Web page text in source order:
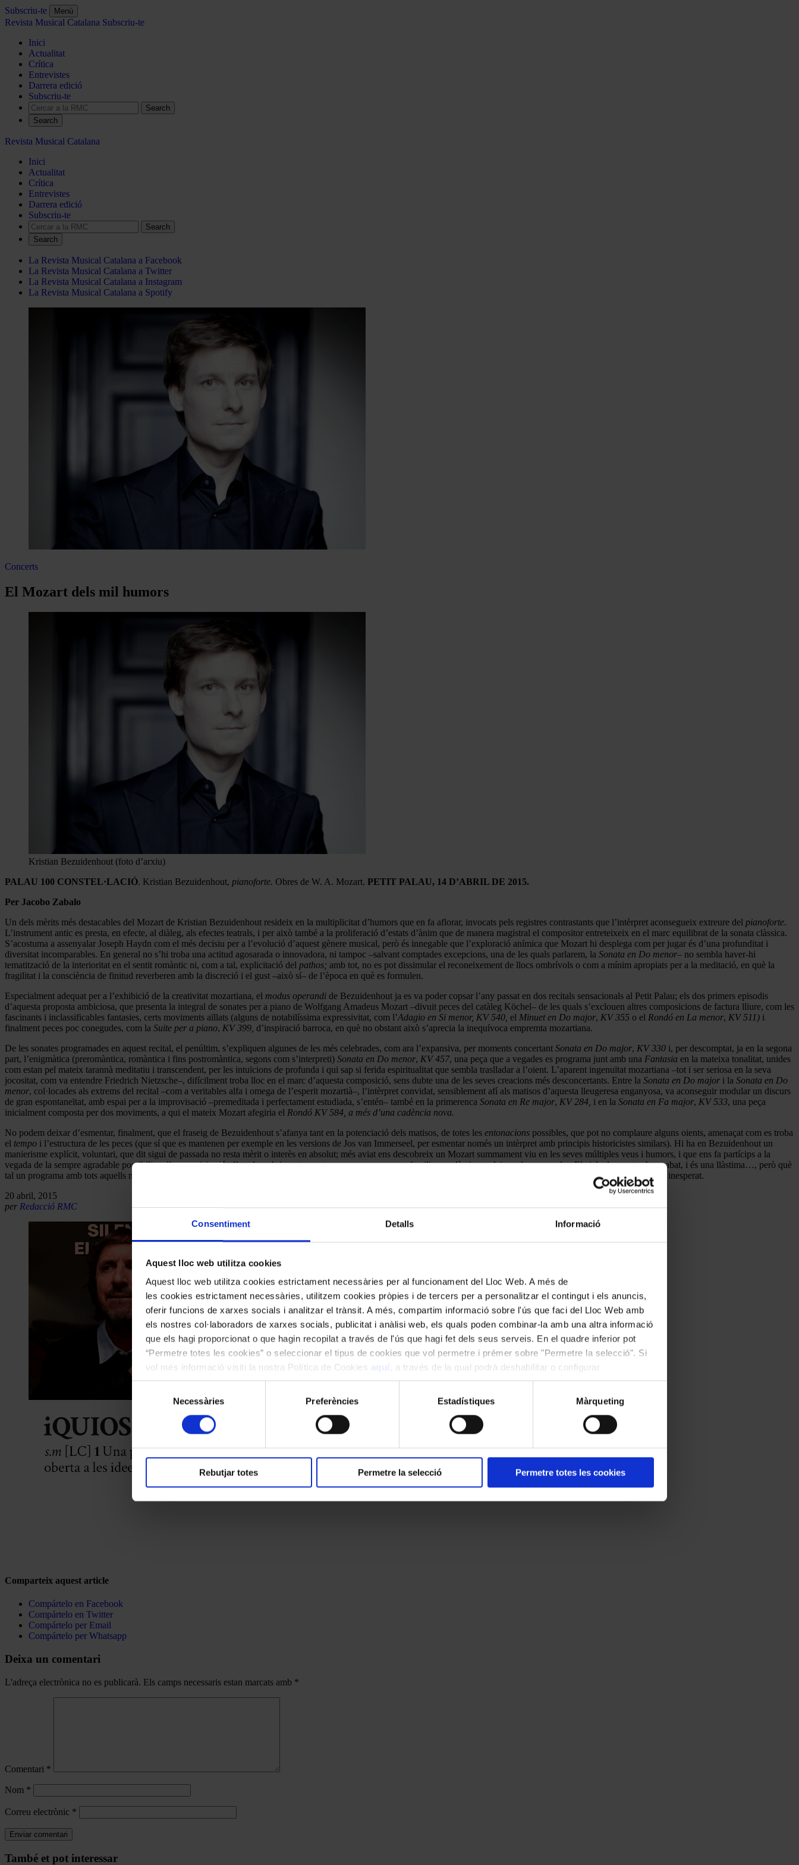
Consentiment Detalls Informació
Aquest lloc web utilitza cookies
Aquest lloc web utilitza cookies estrictament necessàries per al funcionament del Lloc Web. A més de
les cookies estrictament necessàries, utilitzem cookies pròpies i de tercers per a personalitzar el contingut i els anuncis,
oferir funcions de xarxes socials i analitzar el trànsit. A més, compartim informació sobre l'ús que faci del Lloc Web amb
els nostres col·laboradors de xarxes socials, publicitat i anàlisi web, els quals poden combinar-la amb una altra informació
que els hagi proporcionat o que hagin recopilat a través de l'ús que hagi fet dels seus serveis. En el quadre inferior pot
“Permetre totes les cookies” o seleccionar el tipus de cookies que vol permetre i prémer sobre "Permetre la selecció". Si
vol més informació visiti la nostra Política de Cookies aquí
, a través de la qual podrà deshabilitar o configurar
les cookies en qualsevol moment.
de
consentiment
Necessàries Preferències Estadístiques Màrqueting
Rebutjar totes Permetre la selecció Permetre totes les cookies
Subscriu-te Menú
Revista Musical Catalana Subscriu-te
Inici
Actualitat
Crítica
Entrevistes
Darrera edició
Subscriu-te
Search
Revista Musical Catalana
Inici
Actualitat
Crítica
Entrevistes
Darrera edició
Subscriu-te
Search
La Revista Musical Catalana a Facebook
La Revista Musical Catalana a Twitter
La Revista Musical Catalana a Instagram
La Revista Musical Catalana a Spotify
Concerts
El Mozart dels mil humors
Kristian Bezuidenhout (foto d’arxiu)
PALAU 100 CONSTEL·LACIÓ. Kristian Bezuidenhout, pianoforte. Obres de W. A. Mozart. PETIT PALAU, 14 D’ABRIL DE 2015.
Per Jacobo Zabalo
Un dels mèrits més destacables del Mozart de Kristian Bezuidenhout resideix en la multiplicitat d’humors que en fa aflorar, invocats pels registres contrastants que l’intèrpret aconsegueix extreure del pianoforte.
L’instrument antic es presta, en efecte, al diàleg, als efectes teatrals, i per això també a la proliferació d’estats d’ànim que de manera magistral el compositor entreteixeix en el marc equilibrat de la sonata clàssica.
S’acostuma a assenyalar Joseph Haydn com el més decisiu per a l’evolució d’aquest gènere musical, però és innegable que l’exploració anímica que Mozart hi desplega com per jugar és d’una profunditat i
diversitat incomparables. En general no s’hi troba una actitud agosarada o innovadora, ni tampoc –salvant comptades excepcions, una de les quals parlarem, la Sonata en Do menor– no sembla haver-hi
tematització de la interioritat en el sentit romàntic ni, com a tal, explicitació del pathos; amb tot, no es pot dissimular el reconeixement de llocs ombrívols o com a mínim apropiats per a la meditació, en què la
fragilitat i la consciència de finitud reverberen amb la discreció i el gust –això sí– de l’època en què es formulen.
Especialment adequat per a l’exhibició de la creativitat mozartiana, el modus operandi de Bezuidenhout ja es va poder copsar l’any passat en dos recitals sensacionals al Petit Palau; els dos primers episodis
d’aquesta proposta ambiciosa, que presenta la integral de sonates per a piano de Wolfgang Amadeus Mozart –divuit peces del catàleg Köchel– de les quals s’exclouen altres composicions de factura lliure, com les
fascinants i inclassificables fantasies, certs moviments aïllats (alguns de notabilíssima expressivitat, com l’Adagio en Si menor, KV 540, el Minuet en Do major, KV 355 o el Rondó en La menor, KV 511) i
finalment peces poc conegudes, com la Suite per a piano, KV 399, d’inspiració barroca, en què no obstant això s’aprecia la inequívoca empremta mozartiana.
De les sonates programades en aquest recital, el penúltim, s’expliquen algunes de les més celebrades, com ara l’expansiva, per moments concertant Sonata en Do major, KV 330 i, per descomptat, ja en la segona
part, l’enigmàtica (preromàntica, romàntica i fins postromàntica, segons com s’interpreti) Sonata en Do menor, KV 457, una peça que a vegades es programa junt amb una Fantasia en la mateixa tonalitat, unides
com estan pel mateix tarannà meditatiu i transcendent, per les intuïcions de profunda i qui sap si ferida espiritualitat que sembla traslladar a l’oient. L’aparent ingenuïtat mozartiana –tot i ser seriosa en la seva
jocositat, com va entendre Friedrich Nietzsche–, difícilment troba lloc en el marc d’aquesta composició, sens dubte una de les seves creacions més desconcertants. Entre la Sonata en Do major i la Sonata en Do
menor, col·locades als extrems del recital –com a veritables alfa i omega de l’esperit mozartià–, l’intèrpret convidat, sensiblement afí als matisos d’aquesta lleugeresa enganyosa, va aconseguir modular un discurs
de gran espontaneïtat, amb espai per a la improvisació –premeditada i perfectament estudiada, s’entén– també en la primerenca Sonata en Re major, KV 284, i en la Sonata en Fa major, KV 533, una peça
inicialment composta per dos moviments, a qui el mateix Mozart afegiria el Rondó KV 584, a més d’una cadència nova.
No podem deixar d’esmentar, finalment, que el fraseig de Bezuidenhout s’afanya tant en la potenciació dels matisos, de totes les entonacions possibles, que pot no complaure alguns oients, amenaçat com es troba
el tempo i l’estructura de les peces (que sí que es mantenen per exemple en les versions de Jos van Immerseel, per esmentar només un intèrpret amb principis historicistes similars). Hi ha en Bezuidenhout un
manierisme explícit, voluntari, que dit sigui de passada no resta mèrit o interès en absolut; més aviat ens descobreix un Mozart summament viu en les seves múltiples veus i humors, i que ens fa partícips a la
vegada de la sempre agradable possibilitat d’una revisitació, d’un descobriment perpetu en peces que no per familiars o clàssiques deixen de sorprendre. El cicle de sonates ha acabat, i és una llàstima…, però què
tal un programa amb tots aquells moviments per a piano aïllats, inacabats o simplement desconeguts? La imaginació i habilitat de l’intèrpret ens reserva encara emocions de signe inesperat.
20 abril, 2015
per Redacció RMC
Comparteix aquest article
Compártelo en Facebook
Compártelo en Twitter
Compártelo per Email
Compártelo per Whatsapp
Deixa un comentari
L'adreça electrònica no es publicarà. Els camps necessaris estan marcats amb *
Comentari *
Nom *
Correu electrònic *
Navegar
També et pot interessar